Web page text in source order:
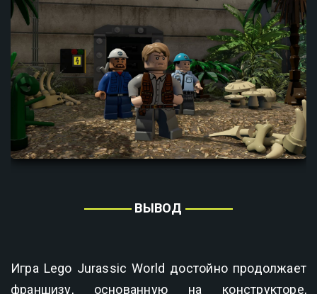
ВЫВОД
Игра Lego Jurassic World достойно продолжает
франшизу, основанную на конструкторе,